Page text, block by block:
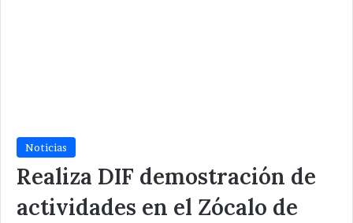
Noticias
Realiza DIF demostración de
actividades en el Zócalo de